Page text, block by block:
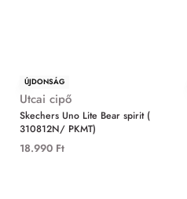
ÚJDONSÁG
Utcai cipő
Skechers Uno Lite Bear spirit (
310812N/ PKMT)
18.990 Ft